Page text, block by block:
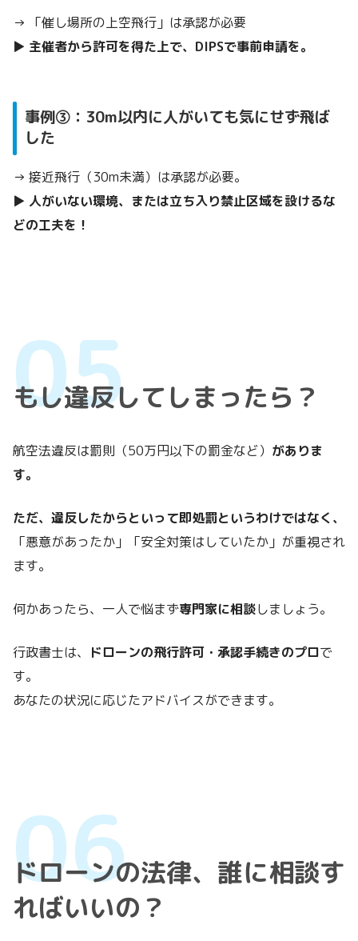
→ 「催し場所の上空飛行」は承認が必要
▶ 主催者から許可を得た上で、DIPSで事前申請を。
事例③：30m以内に人がいても気にせず飛ば
した
→ 接近飛行（30m未満）は承認が必要。
▶ 人がいない環境、または立ち入り禁止区域を設けるな
どの工夫を！
もし違反してしまったら？
航空法違反は罰則（50万円以下の罰金など） がありま
す。
ただ、違反したからといって即処罰というわけではなく、
「悪意があったか」「安全対策はしていたか」が重視され
ます。
何かあったら、一人で悩まず専門家に相談しましょう。
行政書士は、 ドローンの飛行許可・承認手続きのプロで
す。
あなたの状況に応じたアドバイスができます。
ドローンの法律、誰に相談す
ればいいの？